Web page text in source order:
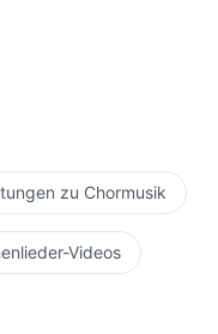
zu Chormusik
Videos